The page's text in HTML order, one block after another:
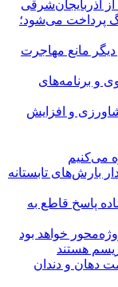
پرداخت می‌شود؛
دیگر مانع مهاجرت
و برنامه‌های
و افزایش
می‌کنیم
۳ استان؛ هشدار بارش‌های تابستانه
پاسخ قاطع به
خواهد بود
هستند
دهان و دندان